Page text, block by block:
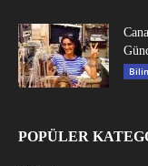
POPÜLER